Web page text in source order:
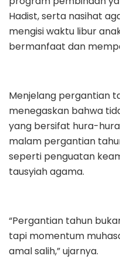
Hadist, serta nasihat
mengisi waktu libur
bermanfaat dan
Menjelang pergantian
menegaskan bahwa
yang bersifat hura-
malam pergantian
seperti penguatan
tausyiah agama.
“Pergantian tahun
tapi momentum
amal salih,” ujarnya.